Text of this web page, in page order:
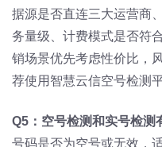
据源是否直连三大运营商
务量级、计费模式是否符
销场景优先考虑性价比，
荐使用智慧云信空号检测平
Q5：空号检测和实号检测
号码是否为空号或无效，